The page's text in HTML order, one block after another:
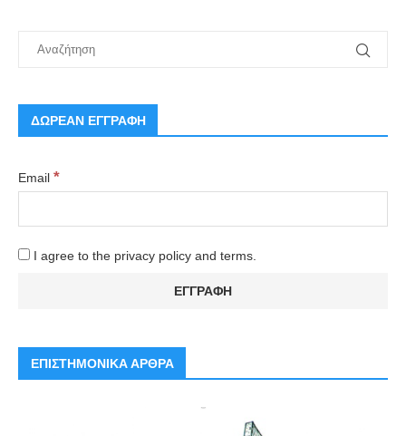
ΔΩΡΕΑΝ ΕΓΓΡΑΦΗ
Email *
I agree to the privacy policy and terms.
ΕΠΙΣΤΗΜΟΝΙΚΑ ΑΡΘΡΑ